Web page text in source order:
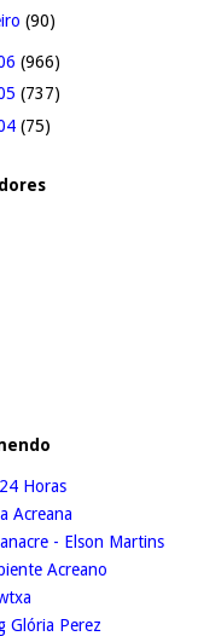
(90)
(966)
(737)
(75)
Horas
Acreana
- Elson Martins
Acreano
Glória Perez